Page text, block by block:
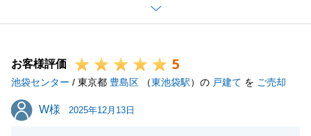
しましても、ご理解をいただきまして誠にありがとう
ございました。
すので、いつでもご連絡下さい。
引き続き、よろしくお願いいたします。
お客様評価 5
池袋センター / 東京都 豊島区 （東池袋駅）の 戸建て を ご売却
W様
W様 2025年12月13日